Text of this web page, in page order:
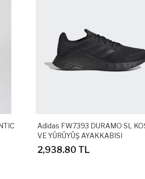
Adidas FW7393 DURAMO SL
VE YÜRÜYÜŞ AYAKKABISI
2,938.80 TL